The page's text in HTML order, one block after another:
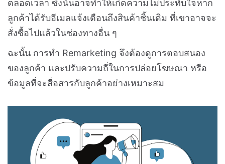
ตลอดเวลา ซึ่งนั่นอาจทำให้เกิดความไม่ประทับใจหาก
ลูกค้าได้รับอีเมลแจ้งเตือนถึงสินค้าชิ้นเดิม ที่เขาอาจจะ
สั่งซื้อไปแล้วในช่องทางอื่น ๆ
ฉะนั้น การทำ Remarketing จึงต้องดูการตอบสนอง
ของลูกค้า และปรับความถี่ในการปล่อยโฆษณา หรือ
ข้อมูลที่จะสื่อสารกับลูกค้าอย่างเหมาะสม